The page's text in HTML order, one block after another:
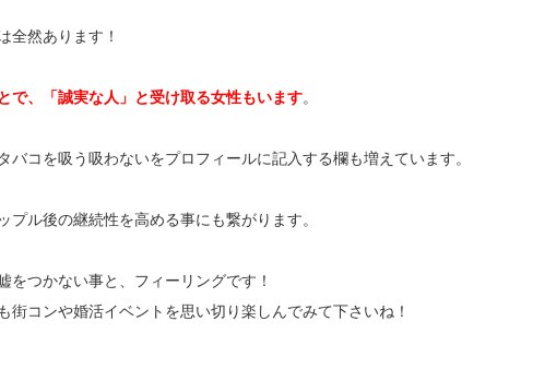
全然あります！
で、「誠実な人」と受け取る女性もいます。
バコを吸う吸わないをプロフィールに記入する欄も増えています。
プル後の継続性を高める事にも繋がります。
をつかない事と、フィーリングです！
街コンや婚活イベントを思い切り楽しんでみて下さいね！